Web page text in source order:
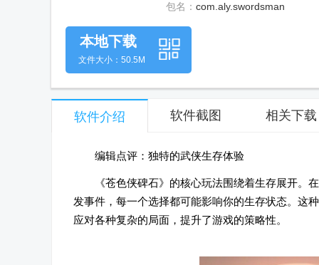
包名： com.aly.swordsman
本地下载
文件大小：50.5M
软件介绍 软件截图 相关下载
编辑点评：独特的武侠生存体验
《苍色侠碑石》的核心玩法围绕着生存展开。
发事件，每一个选择都可能影响你的生存状态。这
应对各种复杂的局面，提升了游戏的策略性。